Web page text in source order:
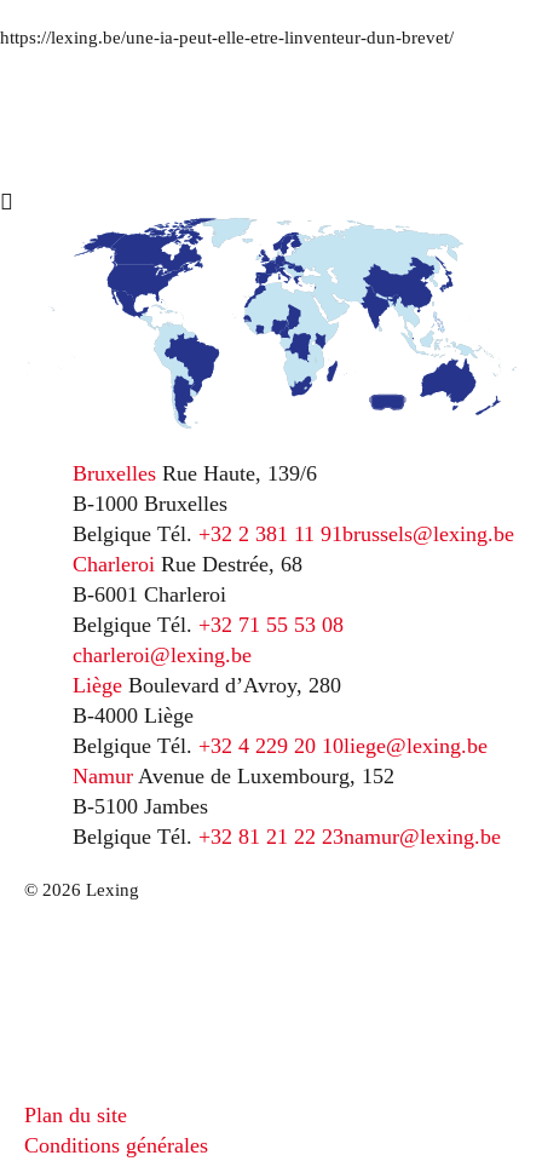
https://lexing.be/une-ia-peut-elle-etre-linventeur-dun-brevet/
Bruxelles Rue Haute, 139/6
B-1000 Bruxelles
Belgique Tél. +32 2 381 11 91brussels@lexing.be
Charleroi Rue Destrée, 68
B-6001 Charleroi
Belgique Tél. +32 71 55 53 08
charleroi@lexing.be
Liège Boulevard d’Avroy, 280
B-4000 Liège
Belgique Tél. +32 4 229 20 10liege@lexing.be
Namur Avenue de Luxembourg, 152
B-5100 Jambes
Belgique Tél. +32 81 21 22 23namur@lexing.be
© 2026 Lexing
Plan du site
Conditions générales